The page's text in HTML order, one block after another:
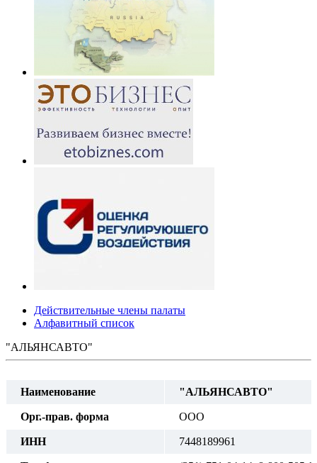
Действительные члены палаты
Алфавитный список
"АЛЬЯНСАВТО"
Наименование "АЛЬЯНСАВТО"
Орг.-прав. форма ООО
ИНН 7448189961